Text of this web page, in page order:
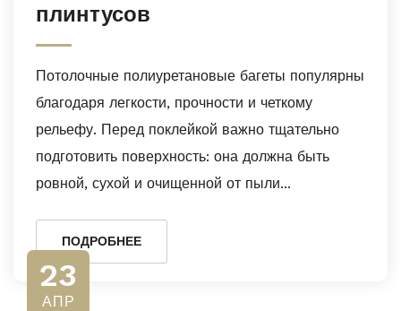
плинтусов
Потолочные полиуретановые багеты популярны
благодаря легкости, прочности и четкому
рельефу. Перед поклейкой важно тщательно
подготовить поверхность: она должна быть
ровной, сухой и очищенной от пыли...
ПОДРОБНЕЕ
23
АПР